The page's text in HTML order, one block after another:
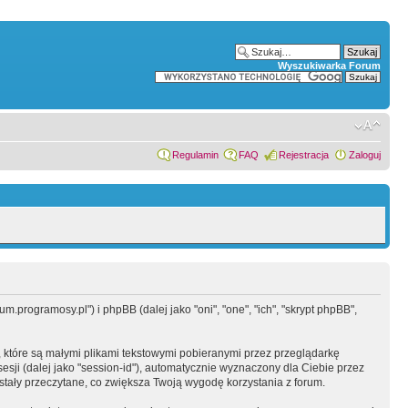
Wyszukiwarka Forum
Regulamin FAQ Rejestracja Zaloguj
i phpBB (dalej jako "oni", "one", "ich", "skrypt phpBB",
są małymi plikami tekstowymi pobieranymi przez przeglądarkę
(dalej jako "session-id"), automatycznie wyznaczony dla Ciebie przez
przeczytane, co zwiększa Twoją wygodę korzystania z forum.